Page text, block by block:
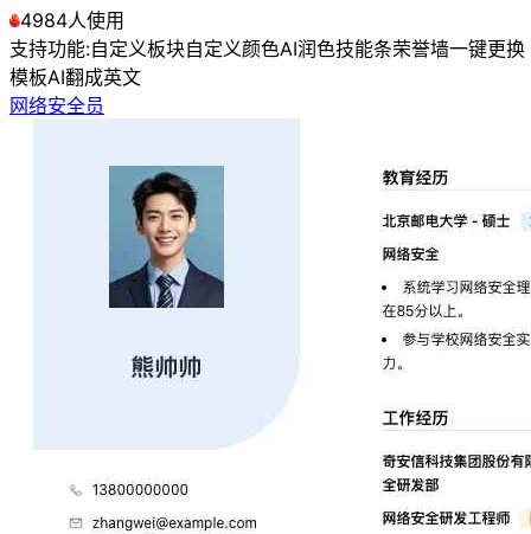
4984人使用
支持功能:自定义板块自定义颜色AI润色技能条荣誉墙一键更换
模板AI翻成英文
网络安全员